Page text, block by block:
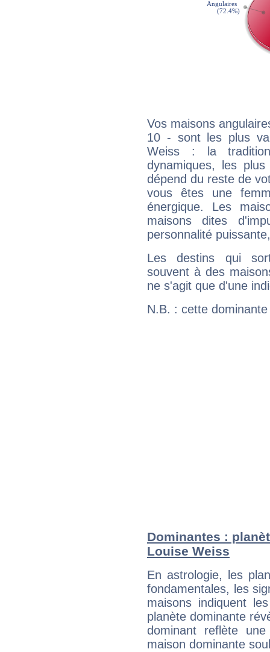
Vos maisons
10 - sont les plus
Weiss : la
dynamiques, les
dépend du reste de
vous êtes une
énergique. Les
maisons dites
personnalité
Les destins qui
souvent à des
ne s'agit que d'une
N.B. : cette
Dominantes :
Louise Weiss
En astrologie, les
fondamentales, les
maisons indiquent
planète dominante
dominant reflète
maison dominante